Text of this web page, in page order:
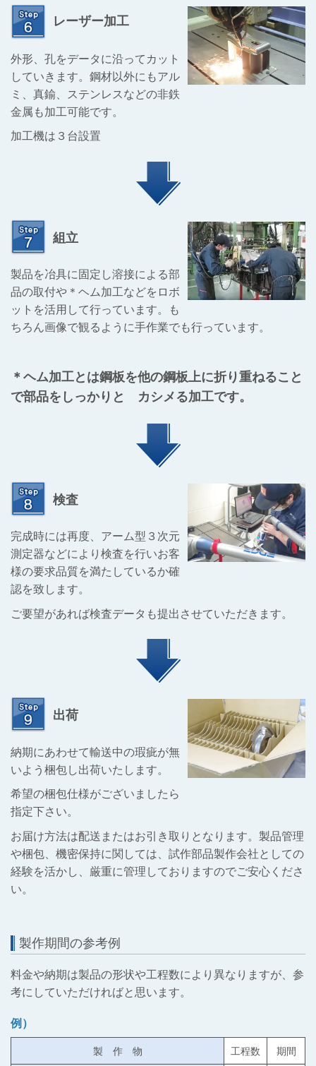
レーザー加工
外形、孔をデータに沿ってカット
していきます。鋼材以外にもアル
ミ、真鍮、ステンレスなどの非鉄
金属も加工可能です。
加工機は３台設置
組立
製品を冶具に固定し溶接による部
品の取付や＊ヘム加工などをロボ
ットを活用して行っています。も
ちろん画像で観るように手作業でも行っています。
＊ヘム加工とは鋼板を他の鋼板上に折り重ねること
で部品をしっかりと カシメる加工です。
検査
完成時には再度、アーム型３次元
測定器などにより検査を行いお客
様の要求品質を満たしているか確
認を致します。
ご要望があれば検査データも提出させていただきます。
出荷
納期にあわせて輸送中の瑕疵が無
いよう梱包し出荷いたします。
希望の梱包仕様がございましたら
指定下さい。
お届け方法は配送またはお引き取りとなります。製品管理
や梱包、機密保持に関しては、試作部品製作会社としての
経験を活かし、厳重に管理しておりますのでご安心くださ
い。
製作期間の参考例
料金や納期は製品の形状や工程数により異なりますが、参
考にしていただければと思います。
例）
製 作 物 工程数 期間